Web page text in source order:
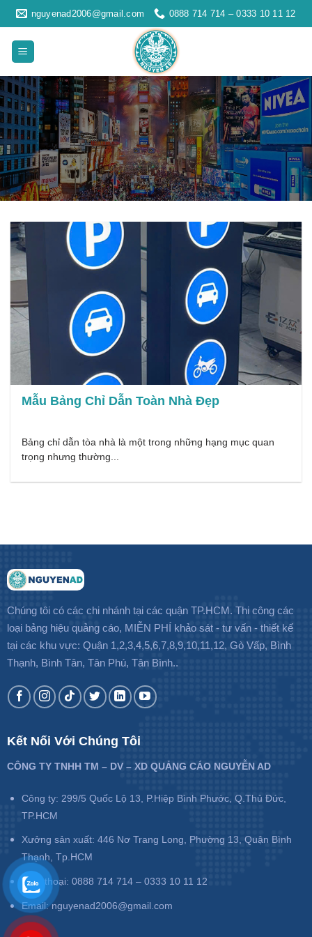
Skip
to
content
nguyenad2006@gmail.com 0888 714 714 – 0333 10 11 12
Mẫu Bảng Chỉ Dẫn Toàn Nhà Đẹp
Bảng chỉ dẫn tòa nhà là một trong những hạng mục quan
trọng nhưng thường...
Chúng tôi có các chi nhánh tại các quận TP.HCM. Thi công các
loại bảng hiệu quảng cáo, MIỄN PHÍ khảo sát - tư vấn - thiết kế
tại các khu vực: Quận 1,2,3,4,5,6,7,8,9,10,11,12, Gò Vấp, Bình
Thạnh, Bình Tân, Tân Phú, Tân Bình..
Kết Nối Với Chúng Tôi
CÔNG TY TNHH TM – DV – XD QUẢNG CÁO NGUYỄN AD
Công ty: 299/5 Quốc Lộ 13, P.Hiệp Bình Phước, Q.Thủ Đức,
TP.HCM
Xưởng sản xuất: 446 Nơ Trang Long, Phường 13, Quận Bình
Thạnh, Tp.HCM
Điện thoại: 0888 714 714 – 0333 10 11 12
Email: nguyenad2006@gmail.com